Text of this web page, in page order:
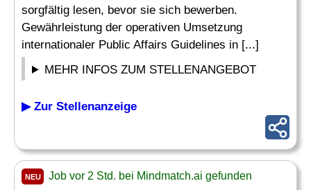
sorgfältig lesen, bevor sie sich bewerben.
Gewährleistung der operativen Umsetzung
internationaler Public Affairs Guidelines in [...]
MEHR INFOS ZUM STELLENANGEBOT
▶ Zur Stellenanzeige
NEU Job vor 2 Std. bei Mindmatch.ai gefunden